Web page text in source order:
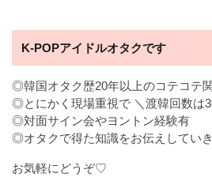
K-POPアイドルオタクです
◎韓国オタク歴20年以上のコテコテ
◎とにかく現場重視で ＼渡韓回数は
◎対面サイン会やヨントン経験有
◎オタクで得た知識をお伝えしてい
お気軽にどうぞ♡